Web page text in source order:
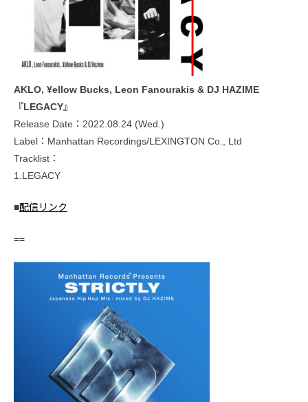
AKLO, ¥ellow Bucks, Leon Fanourakis & DJ HAZIME
『LEGACY』
Release Date：2022.08.24 (Wed.)
Label：Manhattan Recordings/LEXINGTON Co., Ltd
Tracklist：
1.LEGACY
■配信リンク
==